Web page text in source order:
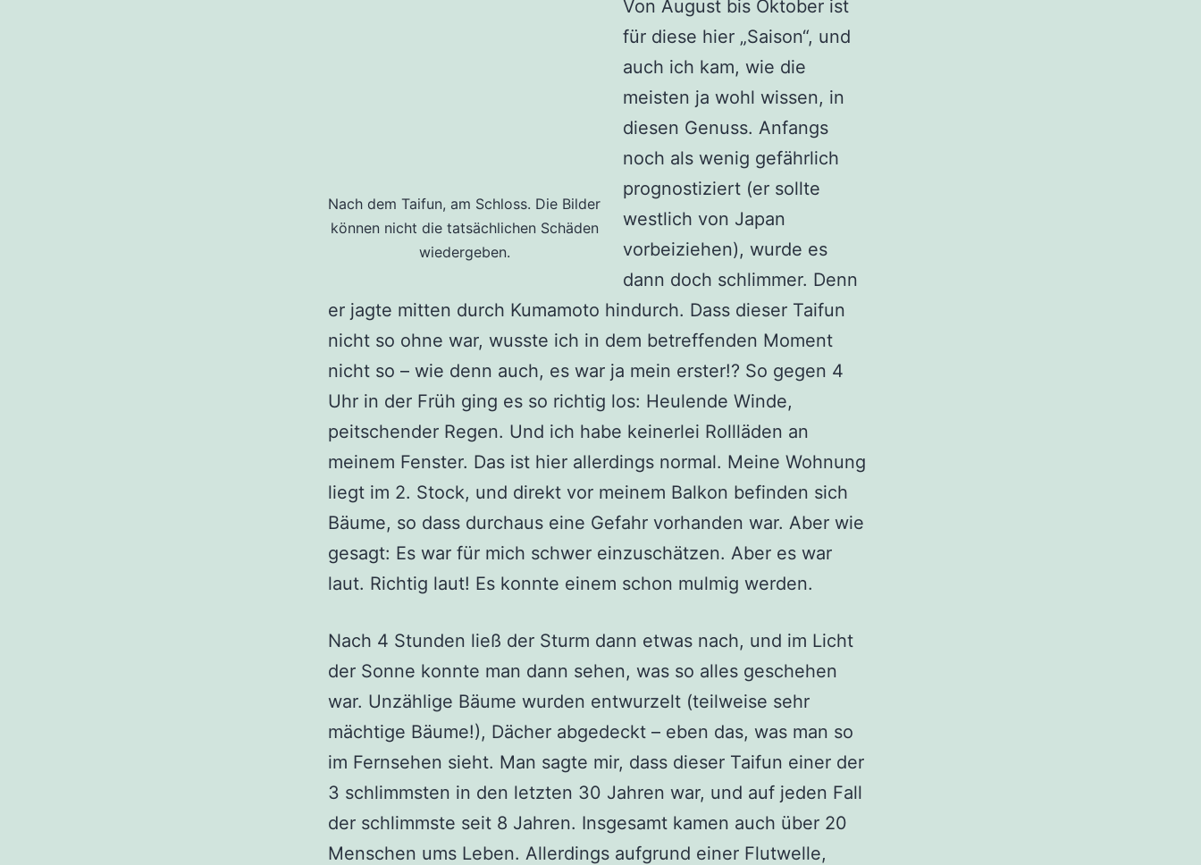
Nach dem Taifun, am Schloss. Die Bilder
können nicht die tatsächlichen Schäden
wiedergeben.
Von August bis Oktober ist
für diese hier „Saison“, und
auch ich kam, wie die
meisten ja wohl wissen, in
diesen Genuss. Anfangs
noch als wenig gefährlich
prognostiziert (er sollte
westlich von Japan
vorbeiziehen), wurde es
dann doch schlimmer. Denn
er jagte mitten durch Kumamoto hindurch. Dass dieser Taifun
nicht so ohne war, wusste ich in dem betreffenden Moment
nicht so – wie denn auch, es war ja mein erster!? So gegen 4
Uhr in der Früh ging es so richtig los: Heulende Winde,
peitschender Regen. Und ich habe keinerlei Rollläden an
meinem Fenster. Das ist hier allerdings normal. Meine Wohnung
liegt im 2. Stock, und direkt vor meinem Balkon befinden sich
Bäume, so dass durchaus eine Gefahr vorhanden war. Aber wie
gesagt: Es war für mich schwer einzuschätzen. Aber es war
laut. Richtig laut! Es konnte einem schon mulmig werden.
Nach 4 Stunden ließ der Sturm dann etwas nach, und im Licht
der Sonne konnte man dann sehen, was so alles geschehen
war. Unzählige Bäume wurden entwurzelt (teilweise sehr
mächtige Bäume!), Dächer abgedeckt – eben das, was man so
im Fernsehen sieht. Man sagte mir, dass dieser Taifun einer der
3 schlimmsten in den letzten 30 Jahren war, und auf jeden Fall
der schlimmste seit 8 Jahren. Insgesamt kamen auch über 20
Menschen ums Leben. Allerdings aufgrund einer Flutwelle,